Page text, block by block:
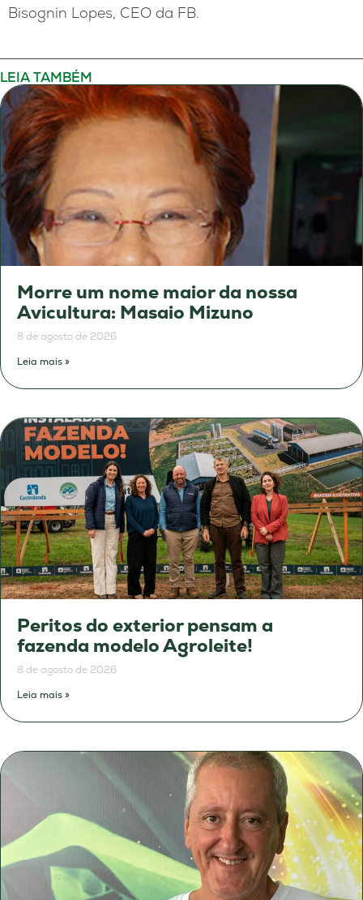
Bisognin Lopes, CEO da FB.
LEIA TAMBÉM
Morre um nome maior da nossa
Avicultura: Masaio Mizuno
8 de agosto de 2026
Leia mais »
Peritos do exterior pensam a
fazenda modelo Agroleite!
8 de agosto de 2026
Leia mais »